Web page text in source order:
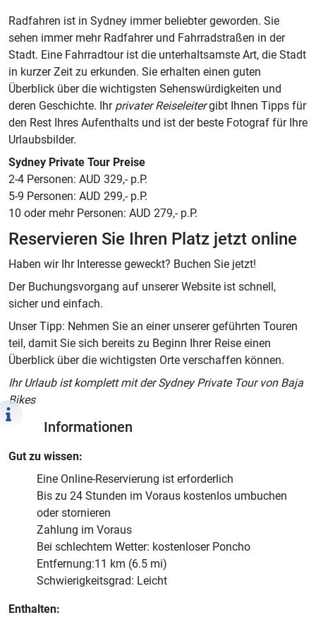
Radfahren ist in Sydney immer beliebter geworden. Sie
sehen immer mehr Radfahrer und Fahrradstraßen in der
Stadt. Eine Fahrradtour ist die unterhaltsamste Art, die Stadt
in kurzer Zeit zu erkunden. Sie erhalten einen guten
Überblick über die wichtigsten Sehenswürdigkeiten und
deren Geschichte. Ihr privater Reiseleitergibt Ihnen Tipps für
den Rest Ihres Aufenthalts und ist der beste Fotograf für Ihre
Urlaubsbilder.
Sydney Private Tour Preise
2-4 Personen: AUD 329,- p.P.
5-9 Personen: AUD 299,- p.P.
10 oder mehr Personen: AUD 279,- p.P.
Reservieren Sie Ihren Platz jetzt online
Haben wir Ihr Interesse geweckt? Buchen Sie jetzt!
Der Buchungsvorgang auf unserer Website ist schnell,
sicher und einfach.
Unser Tipp: Nehmen Sie an einer unserer geführten Touren
teil, damit Sie sich bereits zu Beginn Ihrer Reise einen
Überblick über die wichtigsten Orte verschaffen können.
Ihr Urlaub ist komplett mit der Sydney Private Tour von Baja
Bikes
Informationen
Gut zu wissen:
Eine Online-Reservierung ist erforderlich
Bis zu 24 Stunden im Voraus kostenlos umbuchen
oder stornieren
Zahlung im Voraus
Bei schlechtem Wetter: kostenloser Poncho
Entfernung:11 km (6.5 mi)
Schwierigkeitsgrad: Leicht
Enthalten: